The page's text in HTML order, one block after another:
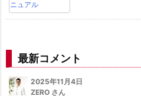
最新コメント
2025年11月4日
ZERO さん